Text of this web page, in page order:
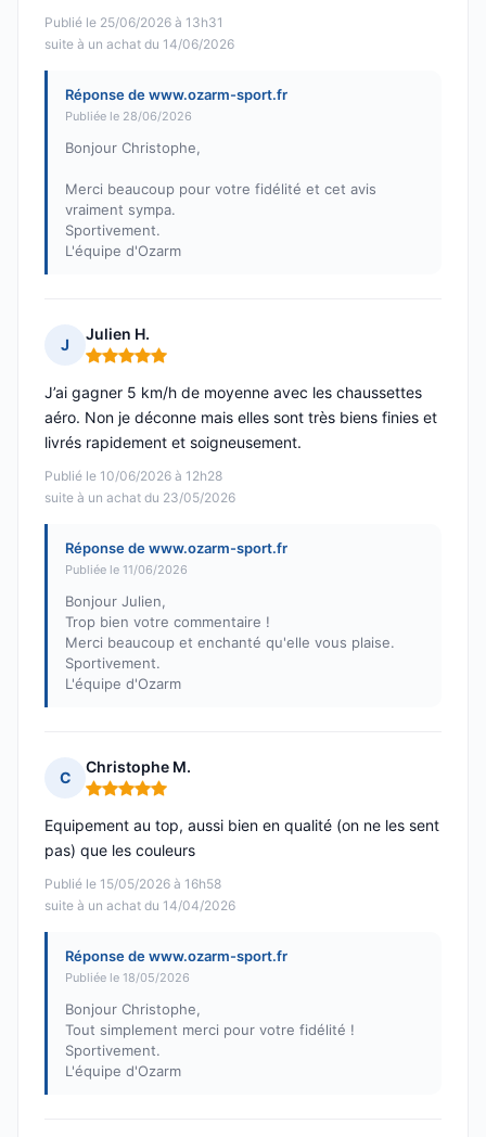
Publié le 25/06/2026 à 13h31
suite à un achat du 14/06/2026
Réponse de www.ozarm-sport.fr
Publiée le 28/06/2026
Bonjour Christophe,
Merci beaucoup pour votre fidélité et cet avis
vraiment sympa.
Sportivement.
L'équipe d'Ozarm
J
Julien H.
Note : 5 sur 5
Publié le 10/06/2026 à 12h28
suite à un achat du 23/05/2026
J’ai gagner 5 km/h de moyenne avec les chaussettes
aéro. Non je déconne mais elles sont très biens finies et
livrés rapidement et soigneusement.
Réponse de www.ozarm-sport.fr
Publiée le 11/06/2026
Bonjour Julien,
Trop bien votre commentaire !
Merci beaucoup et enchanté qu'elle vous plaise.
Sportivement.
L'équipe d'Ozarm
C
Christophe M.
Note : 5 sur 5
Publié le 15/05/2026 à 16h58
suite à un achat du 14/04/2026
Equipement au top, aussi bien en qualité (on ne les sent
pas) que les couleurs
Réponse de www.ozarm-sport.fr
Publiée le 18/05/2026
Bonjour Christophe,
Tout simplement merci pour votre fidélité !
Sportivement.
L'équipe d'Ozarm